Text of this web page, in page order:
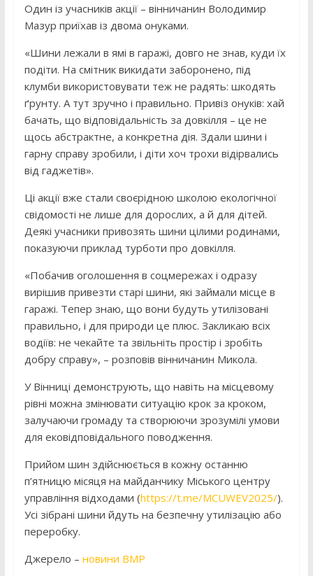
Один із учасників акції – вінничанин Володимир
Мазур приїхав із двома онуками.
«Шини лежали в ямі в гаражі, довго не знав, куди їх
подіти. На смітник викидати заборонено, під
клумби використовувати теж не радять: шкодять
ґрунту. А тут зручно і правильно. Привіз онуків: хай
бачать, що відповідальність за довкілля – це не
щось абстрактне, а конкретна дія. Здали шини і
гарну справу зробили, і діти хоч трохи відірвались
від гаджетів».
Ці акції вже стали своєрідною школою екологічної
свідомості не лише для дорослих, а й для дітей.
Деякі учасники привозять шини цілими родинами,
показуючи приклад турботи про довкілля.
«Побачив оголошення в соцмережах і одразу
вирішив привезти старі шини, які займали місце в
гаражі. Тепер знаю, що вони будуть утилізовані
правильно, і для природи це плюс. Закликаю всіх
водіїв: не чекайте та звільніть простір і зробіть
добру справу», – розповів вінничанин Микола.
У Вінниці демонструють, що навіть на місцевому
рівні можна змінювати ситуацію крок за кроком,
залучаючи громаду та створюючи зрозумілі умови
для ековідповідального поводження.
Прийом шин здійснюється в кожну останню
п’ятницю місяця на майданчику Міського центру
управління відходами (https://t.me/MCUWEV2025/).
Усі зібрані шини йдуть на безпечну утилізацію або
переробку.
Джерело – новини ВМР